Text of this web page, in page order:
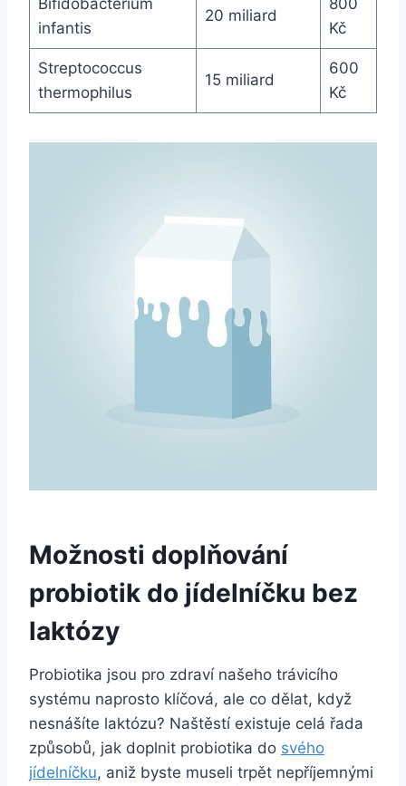
infantis
20 miliard
Kč
Streptococcus
thermophilus
15 miliard
600
Kč
Možnosti doplňování
probiotik do jídelníčku bez
laktózy
Probiotika jsou pro zdraví našeho trávicího
systému naprosto klíčová, ale co dělat, když
nesnášíte laktózu? Naštěstí existuje celá řada
způsobů, jak doplnit probiotika do svého
jídelníčku, aniž byste museli trpět nepříjemnými